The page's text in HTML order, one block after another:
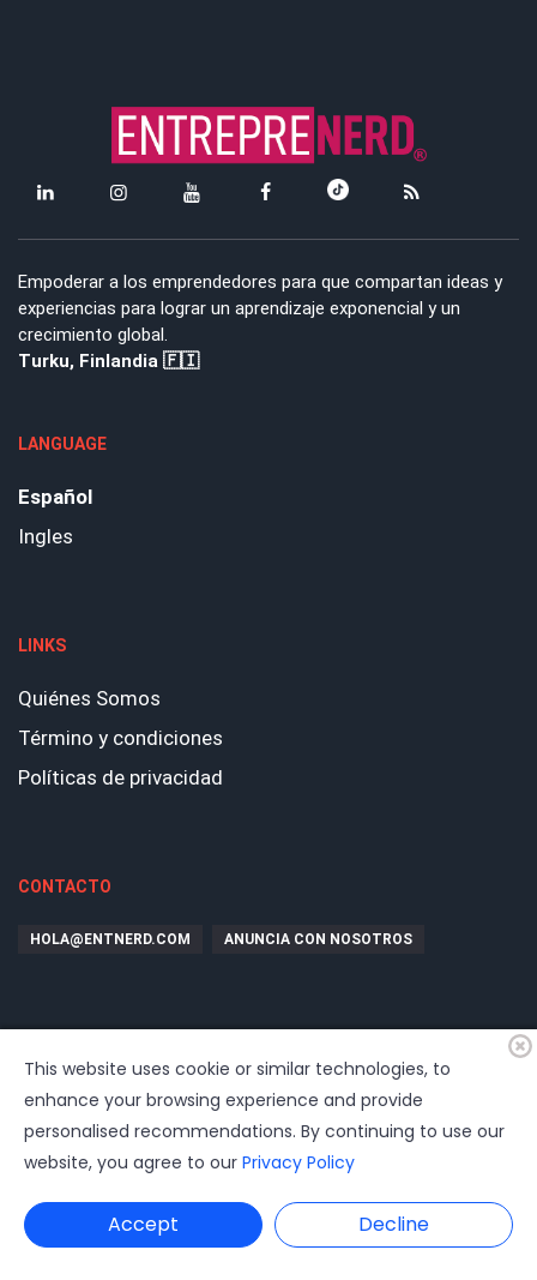
Empoderar a los emprendedores para que compartan ideas y
experiencias para lograr un aprendizaje exponencial y un
crecimiento global.
Turku, Finlandia 🇫🇮
LANGUAGE
Español
Ingles
LINKS
Quiénes Somos
Término y condiciones
Políticas de privacidad
CONTACTO
HOLA@ENTNERD.COM ANUNCIA CON NOSOTROS
www.dast.cl
This website uses cookie or similar technologies, to
enhance your browsing experience and provide
personalised recommendations. By continuing to use our
website, you agree to our Privacy Policy
Accept Decline